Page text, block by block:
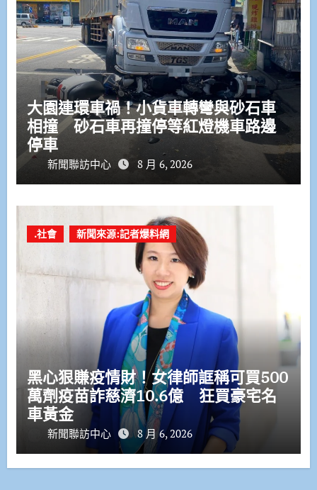
大園連環車禍！小貨車轉彎與砂石車
相撞 砂石車再撞停等紅燈機車路邊
停車
新聞聯訪中心 8 月 6, 2026
.社會 新聞來源:記者爆料網
黑心狠賺疫情財！女律師誆稱可買500
萬劑疫苗詐慈濟10.6億 狂買豪宅名
車黃金
新聞聯訪中心 8 月 6, 2026